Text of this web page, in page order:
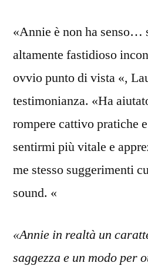
«Annie è non ha senso…
altamente fastidioso
ovvio punto di vista «,
testimonianza. «Ha
rompere cattivo pratiche
sentirmi più vitale e
me stesso suggerimenti
sound. «
«Annie in realtà un
saggezza e un modo per